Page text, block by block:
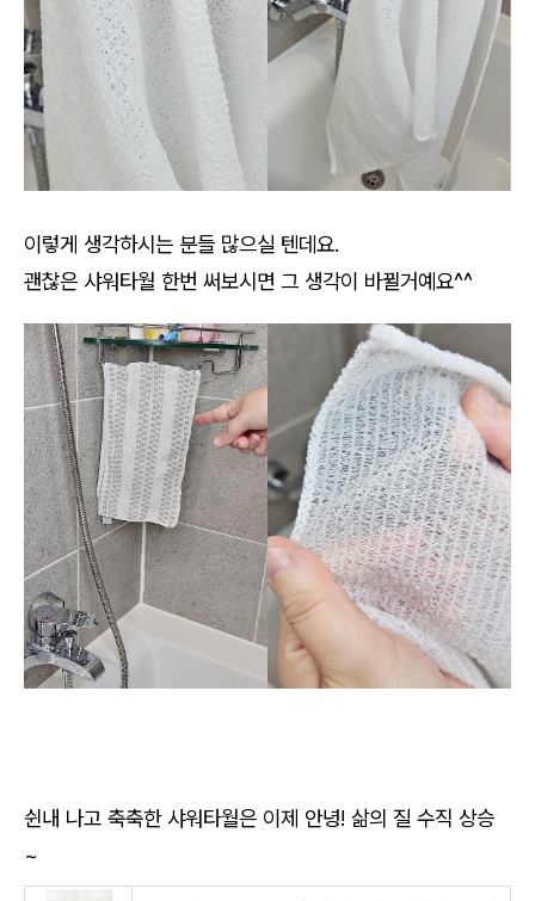
이렇게 생각하시는 분들 많으실 텐데요.
괜찮은 샤워타월 한번 써보시면 그 생각이 바뀔거예요^^
쉰내 나고 축축한 샤워타월은 이제 안녕! 삶의 질 수직 상승
~